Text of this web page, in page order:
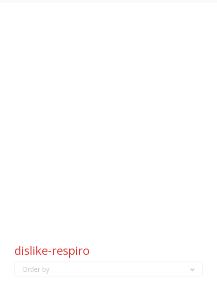
dislike-respiro
Order by